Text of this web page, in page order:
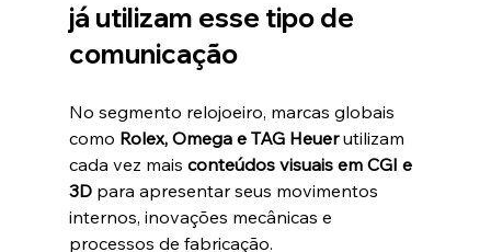
já utilizam esse tipo de
comunicação
No segmento relojoeiro, marcas globais
como Rolex, Omega e TAG Heuer utilizam
cada vez mais conteúdos visuais em CGI e
3D para apresentar seus movimentos
internos, inovações mecânicas e
processos de fabricação.